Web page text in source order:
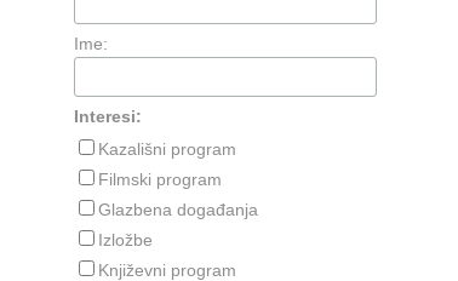
Ime:
Interesi:
Kazališni program
Filmski program
Glazbena događanja
Izložbe
Književni program